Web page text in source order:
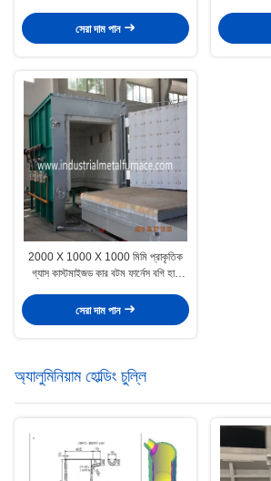
সেরা দাম পান
2000 X 1000 X 1000 মিমি প্রাকৃতিক
গ্যাস কাস্টমাইজড কার বটম ফার্নেস বগি হার্থ
সেরা দাম পান
অ্যালুমিনিয়াম হোল্ডিং চুল্লি